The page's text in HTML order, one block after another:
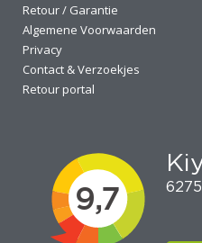
Retour / Garantie
Algemene Voorwaarden
Privacy
Contact & Verzoekjes
Retour portal